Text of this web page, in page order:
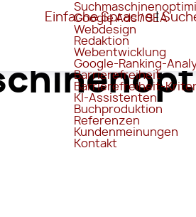
Einfache Sprache|
Google Ads / SEA
Webdesign
Redaktion
Webentwicklung
Google-Ranking-
Barrierefreiheit
Barrierefreiheit-
KI-Assistenten
Buchproduktion
Referenzen
Kundenmeinungen
Kontakt